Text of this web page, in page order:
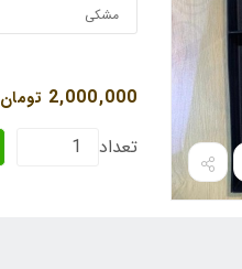
2,000,000 تومان
تعداد